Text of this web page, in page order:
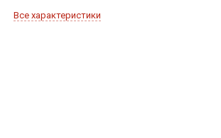
Все характеристики